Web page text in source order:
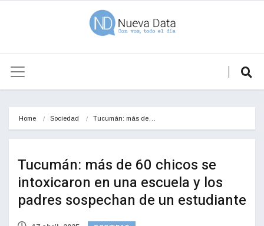
Home Sociedad Tucumán: más de…
Tucumán: más de 60 chicos se
intoxicaron en una escuela y los
padres sospechan de un estudiante